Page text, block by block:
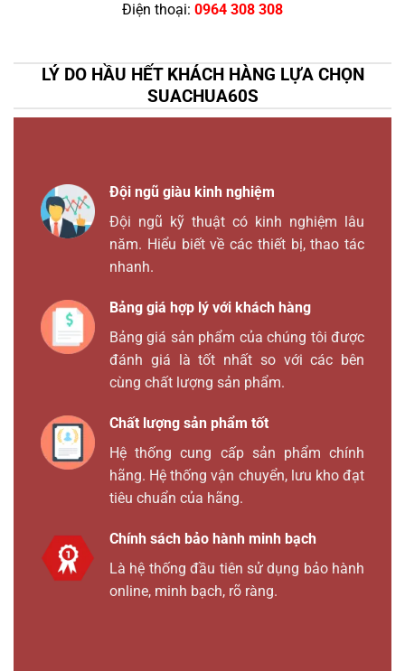
Điện thoại: 0964 308 308
LÝ DO HẦU HẾT KHÁCH HÀNG LỰA CHỌN
SUACHUA60S
Đội ngũ giàu kinh nghiệm
Đội ngũ kỹ thuật có kinh nghiệm lâu
năm. Hiểu biết về các thiết bị, thao tác
nhanh.
Bảng giá hợp lý với khách hàng
Bảng giá sản phẩm của chúng tôi được
đánh giá là tốt nhất so với các bên
cùng chất lượng sản phẩm.
Chất lượng sản phẩm tốt
Hệ thống cung cấp sản phẩm chính
hãng. Hệ thống vận chuyển, lưu kho đạt
tiêu chuẩn của hãng.
Chính sách bảo hành minh bạch
Là hệ thống đầu tiên sử dụng bảo hành
online, minh bạch, rõ ràng.